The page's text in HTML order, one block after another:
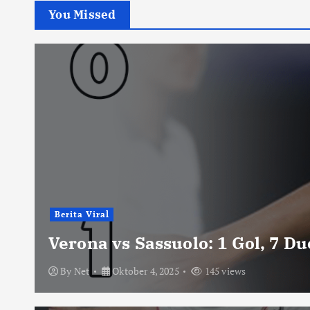
You Missed
Berita Viral
Verona vs Sassuolo: 1 Gol, 7
By Net Oktober 4, 2025 145 views